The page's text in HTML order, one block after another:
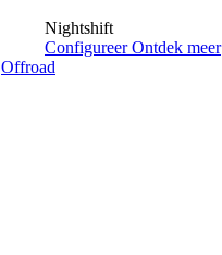
Nightshift
Configureer Ontdek meer
Offroad